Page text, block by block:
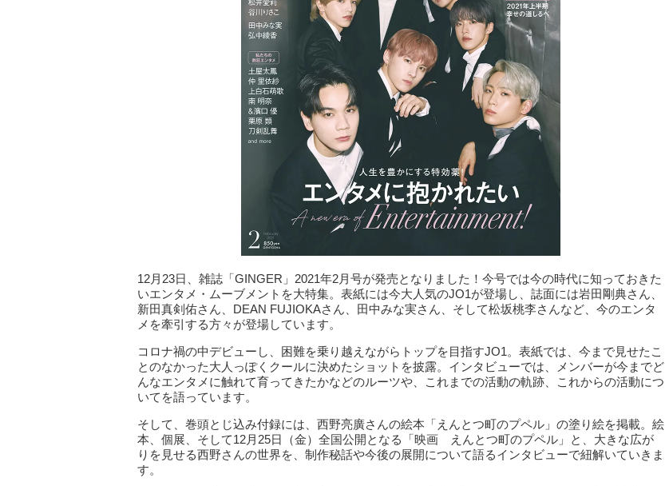
12月23日、雑誌「GINGER」2021年2月号が発売となりました！今号では今の時代に知っておきた
いエンタメ・ムーブメントを大特集。表紙には今大人気のJO1が登場し、誌面には岩田剛典さん、
新田真剣佑さん、DEAN FUJIOKAさん、田中みな実さん、そして松坂桃李さんなど、今のエンタ
メを牽引する方々が登場しています。
コロナ禍の中デビューし、困難を乗り越えながらトップを目指すJO1。表紙では、今まで見せたこ
とのなかった大人っぽくクールに決めたショットを披露。インタビューでは、メンバーが今までど
んなエンタメに触れて育ってきたかなどのルーツや、これまでの活動の軌跡、これからの活動につ
いてを語っています。
そして、巻頭とじ込み付録には、西野亮廣さんの絵本「えんとつ町のプペル」の塗り絵を掲載。絵
本、個展、そして12月25日（金）全国公開となる「映画 えんとつ町のプペル」と、大きな広が
りを見せる西野さんの世界を、制作秘話や今後の展開について語るインタビューで紐解いていきま
す。